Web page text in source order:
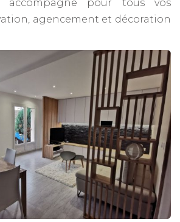
accompagne pour tous vos
agencement et décoration